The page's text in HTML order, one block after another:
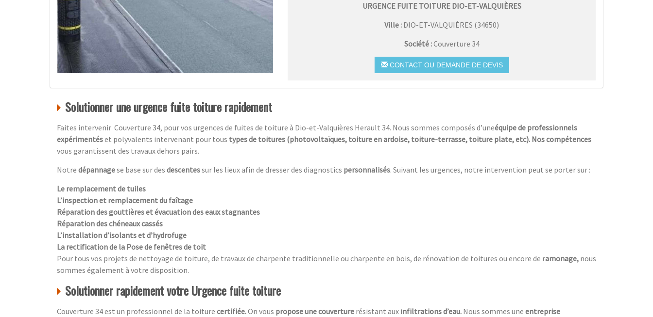
URGENCE FUITE TOITURE DIO-ET-VALQUIÈRES
Ville : DIO-ET-VALQUIÈRES (34650)
Société :Couverture 34
CONTACT OU DEMANDE DE DEVIS
Solutionner une urgence fuite toiture rapidement
Faites intervenir Couverture 34, pour vos urgences de fuites de toiture à Dio-et-Valquières Herault 34. Nous sommes composés d’uneéquipe de professionnels
expérimentéset polyvalents intervenant pour tous types de toitures (photovoltaïques, toiture en ardoise, toiture-terrasse, toiture plate, etc). Nos compétences
vous garantissent des travaux dehors pairs.
Notre dépannagese base sur des descentessur les lieux afin de dresser des diagnostics personnalisés. Suivant les urgences, notre intervention peut se porter sur :
Le remplacement de tuiles
L’inspection et remplacement du faîtage
Réparation des gouttières et évacuation des eaux stagnantes
Réparation des chéneaux cassés
L’installation d’isolants et d’hydrofuge
La rectification de la Pose de fenêtres de toit
Pour tous vos projets de nettoyage de toiture, de travaux de charpente traditionnelle ou charpente en bois, de rénovation de toitures ou encore de ramonage, nous
sommes également à votre disposition.
Solutionner rapidement votre Urgence fuite toiture
Couverture 34 est un professionnel de la toiture certifiée.On vous propose une couverture résistant aux infiltrations d’eau. Nous sommes une entreprise